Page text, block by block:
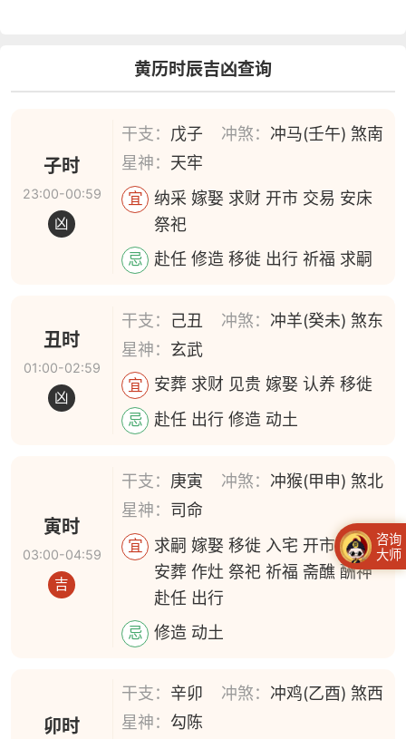
黄历时辰吉凶查询
子时
23:00-00:59
凶
干支： 戊子 冲煞： 冲马(壬午) 煞南
星神： 天牢
宜
纳采 嫁娶 求财 开市 交易 安床
祭祀
忌 赴任 修造 移徙 出行 祈福 求嗣
丑时
01:00-02:59
凶
干支： 己丑 冲煞： 冲羊(癸未) 煞东
星神： 玄武
宜 安葬 求财 见贵 嫁娶 认养 移徙
忌 赴任 出行 修造 动土
寅时
03:00-04:59
吉
干支： 庚寅 冲煞： 冲猴(甲申) 煞北
星神： 司命
宜
求嗣 嫁娶 移徙 入宅 开市 交易
安葬 作灶 祭祀 祈福 斋醮 酬神
赴任 出行
忌 修造 动土
卯时
干支： 辛卯 冲煞： 冲鸡(乙酉) 煞西
星神： 勾陈
咨询
大师